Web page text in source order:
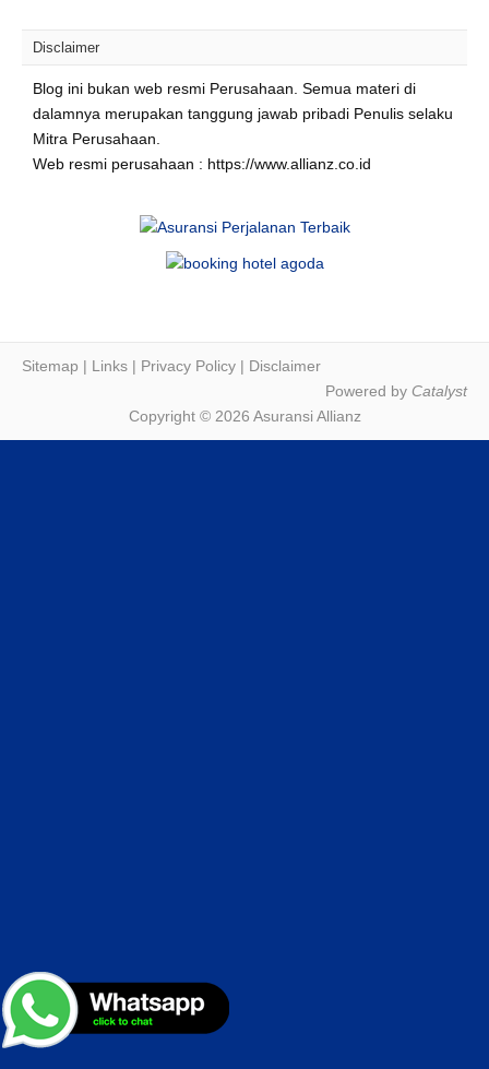
Disclaimer
Blog ini bukan web resmi Perusahaan. Semua materi di
dalamnya merupakan tanggung jawab pribadi Penulis selaku
Mitra Perusahaan.
Web resmi perusahaan : https://www.allianz.co.id
Sitemap | Links | Privacy Policy | Disclaimer
Powered by Catalyst
Copyright © 2026 Asuransi Allianz